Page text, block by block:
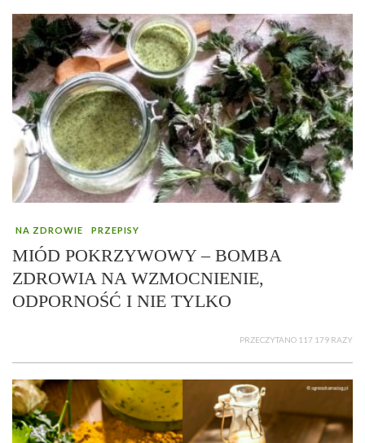
NA ZDROWIE PRZEPISY
MIÓD POKRZYWOWY – BOMBA
ZDROWIA NA WZMOCNIENIE,
ODPORNOŚĆ I NIE TYLKO
PRZECZYTANO 117 179 RAZY